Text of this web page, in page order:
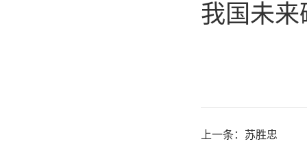
我国未
上一条： 苏胜忠